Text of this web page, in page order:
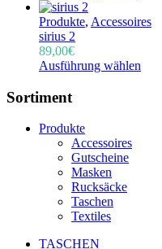
Produkte, Accessoires
sirius 2
89,00€
Ausführung wählen
Sortiment
Produkte
Accessoires
Gutscheine
Masken
Rucksäcke
Taschen
Textiles
TASCHEN